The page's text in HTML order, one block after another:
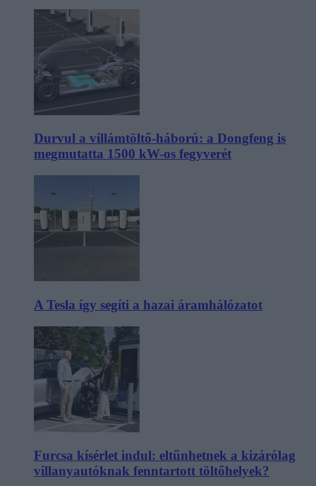
Durvul a villámtöltő-háború: a Dongfeng is
megmutatta 1500 kW-os fegyverét
A Tesla így segíti a hazai áramhálózatot
Furcsa kísérlet indul: eltűnhetnek a kizárólag
villanyautóknak fenntartott töltőhelyek?